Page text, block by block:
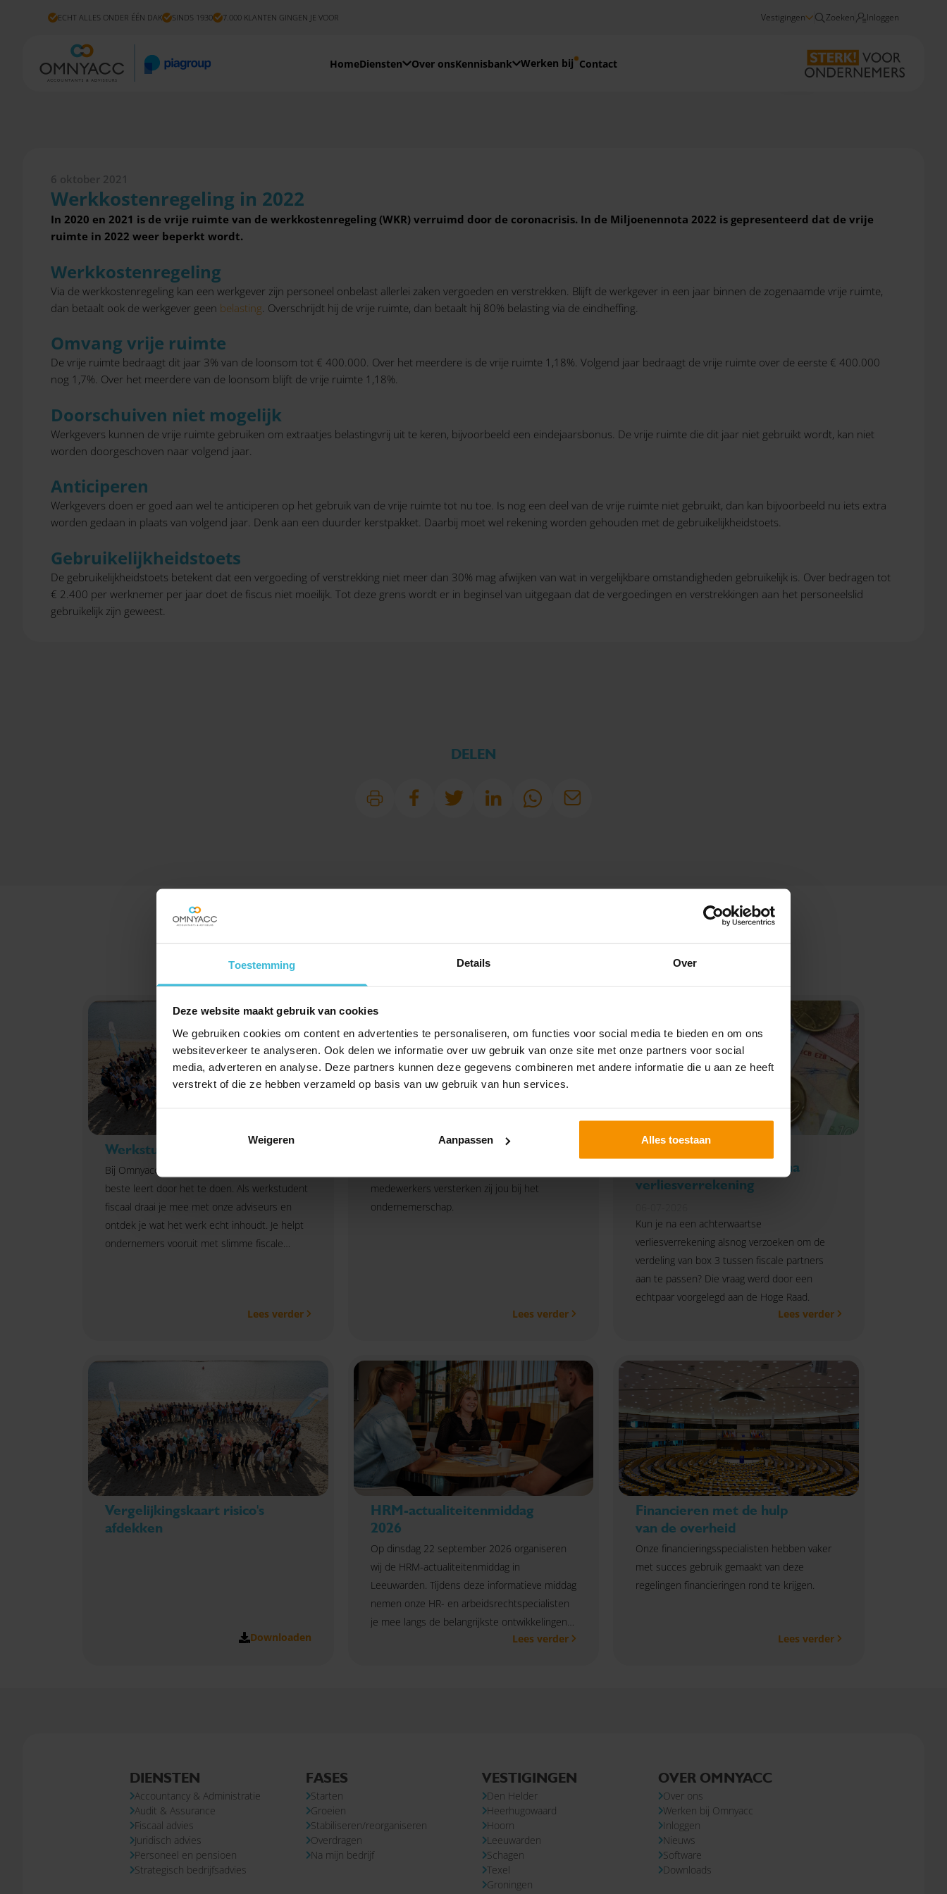
Toestemming Details Over
Deze website maakt gebruik van cookies
We gebruiken cookies om content en advertenties te personaliseren, om functies voor social media te bieden en om ons
websiteverkeer te analyseren. Ook delen we informatie over uw gebruik van onze site met onze partners voor social
media, adverteren en analyse. Deze partners kunnen deze gegevens combineren met andere informatie die u aan ze heeft
verstrekt of die ze hebben verzameld op basis van uw gebruik van hun services.
Weigeren Aanpassen Alles toestaan
ECHT ALLES ONDER ÉÉN DAK SINDS 1930 7.000 KLANTEN GINGEN JE VOOR Vestigingen Zoeken Inloggen
HomeDiensten Over onsKennisbank Werken bij Contact
Nieuws Werkkostenregeling in 2022
6 oktober 2021
Werkkostenregeling in 2022
In 2020 en 2021 is de vrije ruimte van de werkkostenregeling (WKR) verruimd door de coronacrisis. In de Miljoenennota 2022 is gepresenteerd dat de vrije
ruimte in 2022 weer beperkt wordt.
Werkkostenregeling
Via de werkkostenregeling kan een werkgever zijn personeel onbelast allerlei zaken vergoeden en verstrekken. Blijft de werkgever in een jaar binnen de zogenaamde vrije ruimte,
dan betaalt ook de werkgever geen belasting . Overschrijdt hij de vrije ruimte, dan betaalt hij 80% belasting via de eindheffing.
Omvang vrije ruimte
De vrije ruimte bedraagt dit jaar 3% van de loonsom tot € 400.000. Over het meerdere is de vrije ruimte 1,18%. Volgend jaar bedraagt de vrije ruimte over de eerste € 400.000
nog 1,7%. Over het meerdere van de loonsom blijft de vrije ruimte 1,18%.
Doorschuiven niet mogelijk
Werkgevers kunnen de vrije ruimte gebruiken om extraatjes belastingvrij uit te keren, bijvoorbeeld een eindejaarsbonus. De vrije ruimte die dit jaar niet gebruikt wordt, kan niet
worden doorgeschoven naar volgend jaar.
Anticiperen
Werkgevers doen er goed aan wel te anticiperen op het gebruik van de vrije ruimte tot nu toe. Is nog een deel van de vrije ruimte niet gebruikt, dan kan bijvoorbeeld nu iets extra
worden gedaan in plaats van volgend jaar. Denk aan een duurder kerstpakket. Daarbij moet wel rekening worden gehouden met de gebruikelijkheidstoets.
Gebruikelijkheidstoets
De gebruikelijkheidstoets betekent dat een vergoeding of verstrekking niet meer dan 30% mag afwijken van wat in vergelijkbare omstandigheden gebruikelijk is. Over bedragen tot
€ 2.400 per werknemer per jaar doet de fiscus niet moeilijk. Tot deze grens wordt er in beginsel van uitgegaan dat de vergoedingen en verstrekkingen aan het personeelslid
gebruikelijk zijn geweest.
DELEN
Werkstudent fiscaal
Bij Omnyacc geloven we dat je het vak het
beste leert door het te doen. Als werkstudent
fiscaal draai je mee met onze adviseurs en
ontdek je wat het werk echt inhoudt. Je helpt
ondernemers vooruit met slimme fiscale
om verder te kijken dan de theorie. Zo leg je
leren en samenwerken centraal staan.
Lees verder
Ondernemingsraad (OR)
medewerkers versterken zij jou bij het
ondernemerschap.
Lees verder
Geen nieuwe
partnerverdeling box 3 na
verliesverrekening
Kun je na een achterwaartse
verliesverrekening alsnog verzoeken om de
verdeling van box 3 tussen fiscale partners
aan te passen? Die vraag werd door een
echtpaar voorgelegd aan de Hoge Raad.
Lees verder
Vergelijkingskaart risico's
afdekken
Downloaden
HRM-actualiteitenmiddag
2026
Op dinsdag 22 september 2026 organiseren
wij de HRM-actualiteitenmiddag in
Leeuwarden. Tijdens deze informatieve middag
nemen onze HR- en arbeidsrechtspecialisten
je mee langs de belangrijkste ontwikkelingen
binnen het HR-vakgebied. Je krijgt inzicht in de
Lees verder
Financieren met de hulp
van de overheid
Onze financieringsspecialisten hebben vaker
met succes gebruik gemaakt van deze
regelingen financieringen rond te krijgen.
Lees verder
DIENSTEN
Accountancy & Administratie
Audit & Assurance
Fiscaal advies
Juridisch advies
Personeel en pensioen
Strategisch bedrijfsadvies
FASES
Starten
Groeien
Stabiliseren/reorganiseren
Overdragen
Na mijn bedrijf
VESTIGINGEN
Den Helder
Heerhugowaard
Hoorn
Leeuwarden
Schagen
Texel
Groningen
OVER OMNYACC
Over ons
Werken bij Omnyacc
Inloggen
Nieuws
Software
Downloads